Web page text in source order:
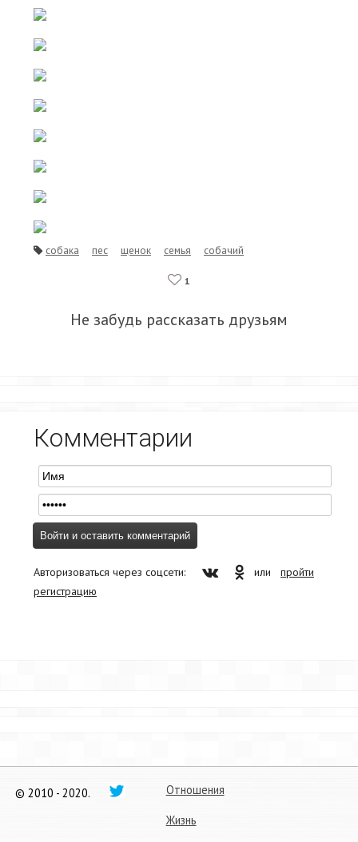
собака пес щенок семья собачий
1
Не забудь рассказать друзьям
Комментарии
Авторизоваться через соцсети: или пройти
регистрацию
© 2010 - 2020.
Отношения
Жизнь